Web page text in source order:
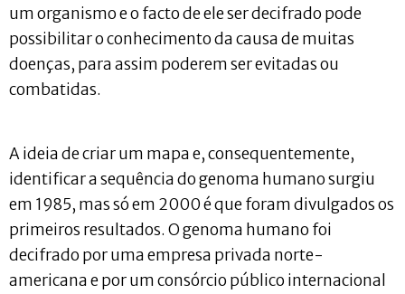
um organismo e o facto de ele ser decifrado pode
possibilitar o conhecimento da causa de muitas
doenças, para assim poderem ser evitadas ou
combatidas.
A ideia de criar um mapa e, consequentemente,
identificar a sequência do genoma humano surgiu
em 1985, mas só em 2000 é que foram divulgados os
primeiros resultados. O genoma humano foi
decifrado por uma empresa privada norte-
americana e por um consórcio público internacional